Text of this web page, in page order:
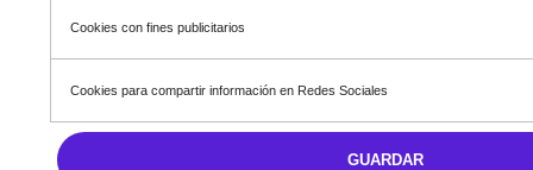
Cookies con fines publicitarios
Cookies para compartir información en Redes Sociales
GUARDAR